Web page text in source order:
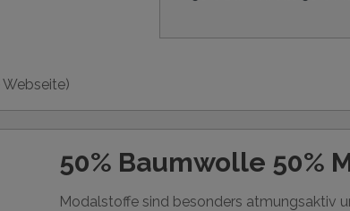
Webseite)
50% Baumwolle 50%
Modalstoffe sind besonders atmungsaktiv